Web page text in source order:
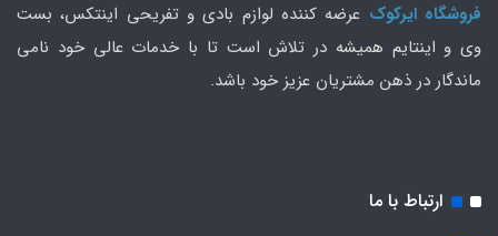
فروشگاه ایرکوک عرضه کننده لوازم بادی و تفریحی اینتکس، بست
وی و اینتایم همیشه در تلاش است تا با خدمات عالی خود نامی
ماندگار در ذهن مشتریان عزیز خود باشد.
ارتباط با ما